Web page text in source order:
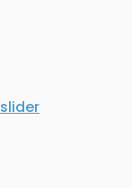
slider